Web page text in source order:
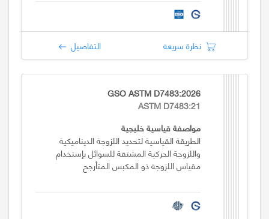
نظرة سريعة التفاصيل
GSO ASTM D7483:2026
ASTM D7483:21
مواصفة قياسية خليجية
الطريقة القياسية لتحديد اللزوجة الديناميكية
واللزوجة الحركية المشتقة للسوائل بإستخدام
مقياس اللزوجة ذو المكبس المتأرجح